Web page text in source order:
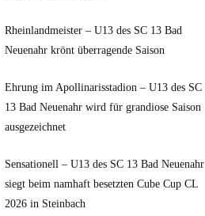
Rheinlandmeister – U13 des SC 13 Bad
Neuenahr krönt überragende Saison
Ehrung im Apollinarisstadion – U13 des SC
13 Bad Neuenahr wird für grandiose Saison
ausgezeichnet
Sensationell – U13 des SC 13 Bad Neuenahr
siegt beim namhaft besetzten Cube Cup CL
2026 in Steinbach